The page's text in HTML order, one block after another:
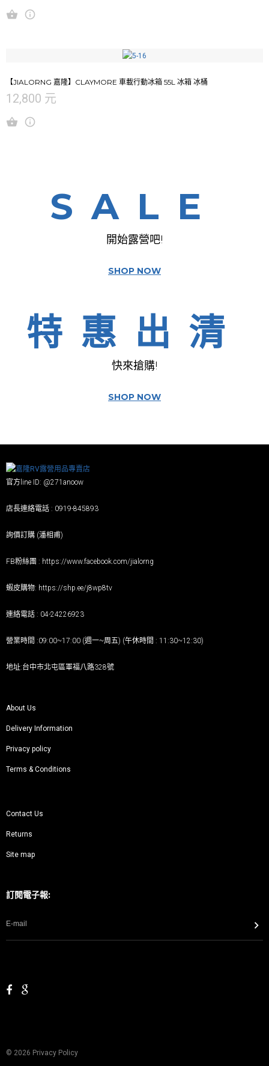
【JIALORNG 嘉隆】CLAYMORE 車載行動冰箱 55L 冰箱 冰桶
12,800 元
SALE
開始露營吧!
SHOP NOW
特惠出清
快來搶購!
SHOP NOW
官方line ID: @271anoow
店長連絡電話 : 0919-845893
詢價訂購 (潘相甫)
FB粉絲團 : https://www.facebook.com/jialorng
蝦皮購物: https://shp.ee/j8wp8tv
連絡電話 : 04-24226923
營業時間 :09:00~17:00 (週一~周五) (午休時間 : 11:30~12:30)
地址:台中市北屯區軍福八路328號
About Us
Delivery Information
Privacy policy
Terms & Conditions
Contact Us
Returns
Site map
訂閱電子報:
© 2026 Privacy Policy